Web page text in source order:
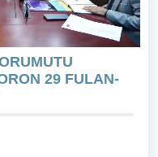
29 FULAN-